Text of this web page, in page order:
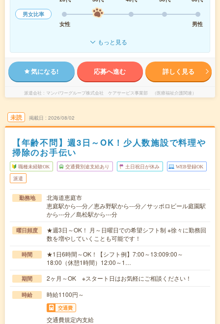
男女比率
女性
男性
もっと見る
気になる! 応募へ進む 詳しく見る
派遣会社 マンパワーグループ株式会社 ケアサービス事業部 （医療福祉介護関連）
未読 掲載日 2026/08/02
【年齢不問】週3日～OK！少人数施設で料理や
掃除のお手伝い
職種未経験OK 交通費別途支給あり 土日祝日が休み WEB登録OK
派遣
勤務地
北海道恵庭市
恵庭駅から---分／恵み野駅から---分／サッポロビール庭園駅
から---分／島松駅から---分
曜日頻度
★週3日～OK！ 月～日曜日での希望シフト制 ※徐々に勤務回
数を増やしていくことも可能です！
時間
★1日6時間～OK！【シフト例】7:00～13:009:00～
18:00（休憩1時間）12:00～1…
期間 2ヶ月～OK ※スタート日はお気軽にご相談ください！
時給 時給1100円～
交通費
交通費規定内支給